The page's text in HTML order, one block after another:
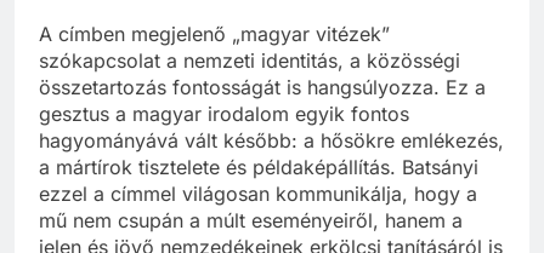
A címben megjelenő „magyar vitézek”
szókapcsolat a nemzeti identitás, a közösségi
összetartozás fontosságát is hangsúlyozza. Ez a
gesztus a magyar irodalom egyik fontos
hagyományává vált később: a hősökre emlékezés,
a mártírok tisztelete és példaképállítás. Batsányi
ezzel a címmel világosan kommunikálja, hogy a
mű nem csupán a múlt eseményeiről, hanem a
jelen és jövő nemzedékeinek erkölcsi tanításáról is